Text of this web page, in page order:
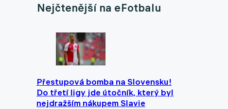
Nejčtenější na eFotbalu
Přestupová bomba na Slovensku!
Do třetí ligy jde útočník, který byl
nejdražším nákupem Slavie